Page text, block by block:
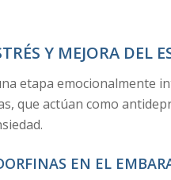
Y MEJORA DEL
etapa emocionalmente
que actúan como
EN EL